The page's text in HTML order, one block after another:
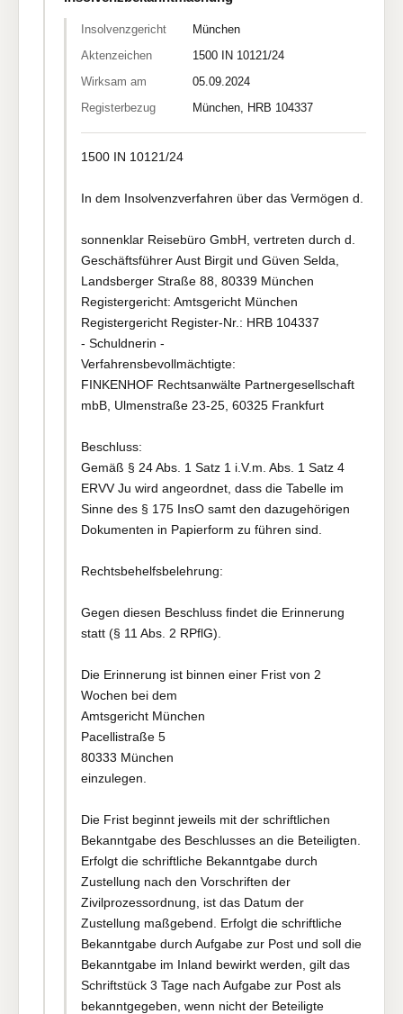
Insolvenzgericht
München
Aktenzeichen
1500 IN 10121/24
Wirksam am
05.09.2024
Registerbezug
München, HRB 104337
1500 IN 10121/24
In dem Insolvenzverfahren über das Vermögen d.
sonnenklar Reisebüro GmbH, vertreten durch d.
Geschäftsführer Aust Birgit und Güven Selda,
Landsberger Straße 88, 80339 München
Registergericht: Amtsgericht München
Registergericht Register-Nr.: HRB 104337
- Schuldnerin -
Verfahrensbevollmächtigte:
FINKENHOF Rechtsanwälte Partnergesellschaft
mbB, Ulmenstraße 23-25, 60325 Frankfurt
Beschluss:
Gemäß § 24 Abs. 1 Satz 1 i.V.m. Abs. 1 Satz 4
ERVV Ju wird angeordnet, dass die Tabelle im
Sinne des § 175 InsO samt den dazugehörigen
Dokumenten in Papierform zu führen sind.
Rechtsbehelfsbelehrung:
Gegen diesen Beschluss findet die Erinnerung
statt (§ 11 Abs. 2 RPflG).
Die Erinnerung ist binnen einer Frist von 2
Wochen bei dem
Amtsgericht München
Pacellistraße 5
80333 München
einzulegen.
Die Frist beginnt jeweils mit der schriftlichen
Bekanntgabe des Beschlusses an die Beteiligten.
Erfolgt die schriftliche Bekanntgabe durch
Zustellung nach den Vorschriften der
Zivilprozessordnung, ist das Datum der
Zustellung maßgebend. Erfolgt die schriftliche
Bekanntgabe durch Aufgabe zur Post und soll die
Bekanntgabe im Inland bewirkt werden, gilt das
Schriftstück 3 Tage nach Aufgabe zur Post als
bekanntgegeben, wenn nicht der Beteiligte